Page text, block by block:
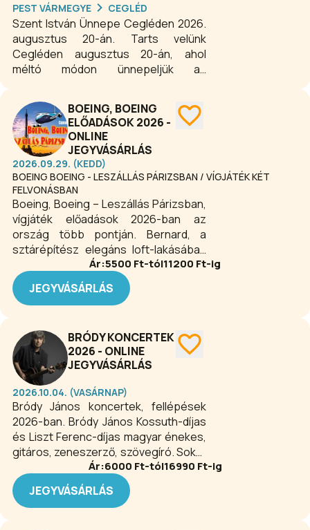
PEST VÁRMEGYE
CEGLÉD
Szent István Ünnepe Cegléden 2026.
augusztus 20-án. Tarts velünk
Cegléden augusztus 20-án, ahol
méltó módon ünnepeljük az
szórakozás egy helyen! Az egész
napos programban minden korosztály
megtalálja a kedvére valót: ünnepi
műsor, gyermekkoncert,
nagykoncert, finomságok és játékok
várnak rád!
BOEING, BOEING
ELŐADÁSOK 2026 -
ONLINE
JEGYVÁSÁRLÁS
2026.09.29. (KEDD)
BOEING BOEING - LESZÁLLÁS PÁRIZSBAN / VÍGJÁTÉK KÉT
FELVONÁSBAN
Boeing, Boeing – Leszállás Párizsban,
vígjáték előadások 2026-ban az
ország több pontján. Bernard, a
sztárépítész elegáns loft-lakásában
éli gondtalan életét. Ha kinéz az
ablakon, Párizsra lát. Ha vacsorázna, a
házvezetőnő viszi otthon a
nemzetközi konyhát. Ha
mámorosan szeretik egymást. Ha
másik menyasszonya érkezik meg,
vele is mámorosan szeretik egymást.
Ha a harmadik, vele is. Mert minden
normális, modern férfinak három
menyasszony az ideális, csak
légiutas-kísérők legyenek, és
menetrend szerint elkerüljék
egymást. Amikor beállít a régi
iskolatárs, hogy apró szívességet
kérjen, ő is elámul az irigylésre méltó
és tökéletes rendszeren. Persze
Ár:5500 Ft-tól11200 Ft-ig
JEGYVÁSÁRLÁS
BRÓDY KONCERTEK
2026 - ONLINE
JEGYVÁSÁRLÁS
2026.10.04. (VASÁRNAP)
Bródy János koncertek, fellépések
2026-ban. Bródy János Kossuth-díjas
és Liszt Ferenc-díjas magyar énekes,
gitáros, zeneszerző, szövegíró. Sokat
tett annak elfogadtatásáért, hogy a
beatmuzsika nyelve lehet magyar is. A
hatvanas évek beatkultúrájának egyik
sztárja, szószólója. Munkásságában
Ár:6000 Ft-tól16990 Ft-ig
JEGYVÁSÁRLÁS